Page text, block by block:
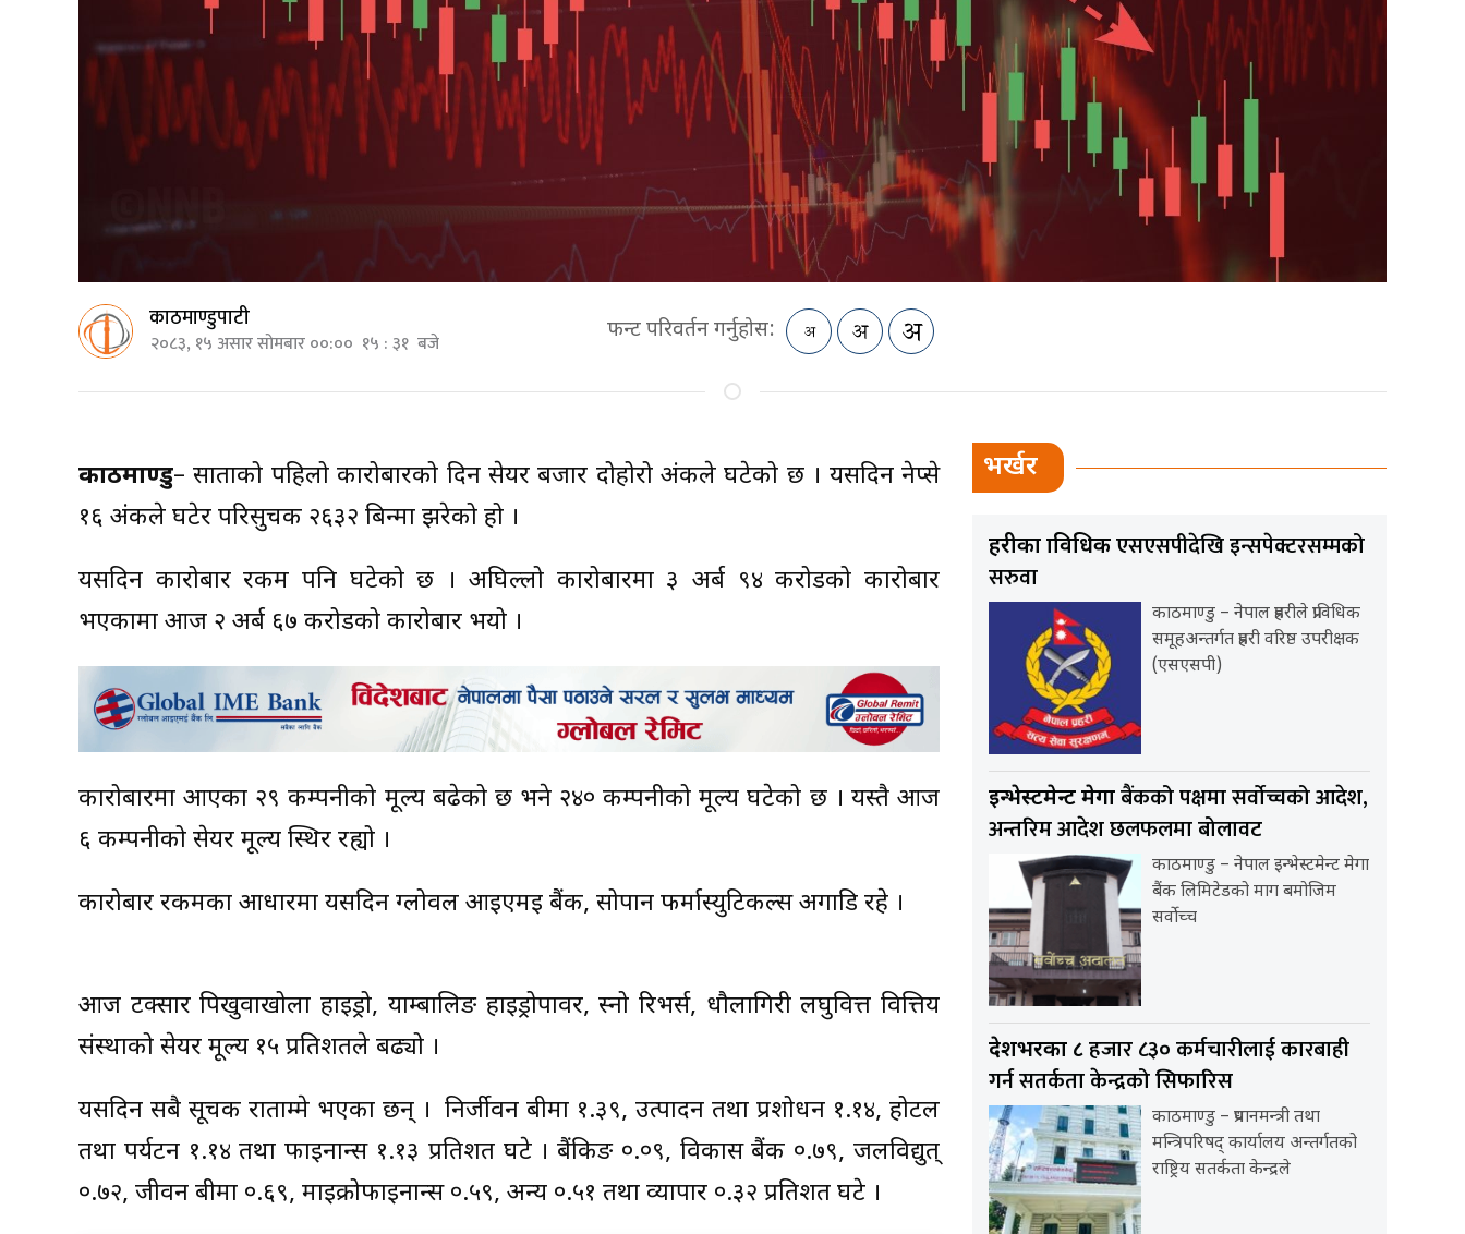
काठमाण्डुपाटी
२०८३, १५ असार सोमबार ००:०० १५ : ३१ बजे फन्ट परिवर्तन गर्नुहोस:
काठमाण्डु– साताको पहिलो कारोबारको दिन सेयर बजार दोहोरो अंकले घटेको छ । यसदिन नेप्से
१६ अंकले घटेर परिसुचक २६३२ बिन्दुमा झरेको हो ।
यसदिन कारोबार रकम पनि घटेको छ । अघिल्लो कारोबारमा ३ अर्ब ९४ करोडको कारोबार
भएकामा आज २ अर्ब ६७ करोडको कारोबार भयो ।
कारोबारमा आएका २९ कम्पनीको मूल्य बढेको छ भने २४० कम्पनीको मूल्य घटेको छ । यस्तै आज
६ कम्पनीको सेयर मूल्य स्थिर रह्यो ।
कारोबार रकमका आधारमा यसदिन ग्लोवल आइएमइ बैंक, सोपान फर्मास्युटिकल्स अगाडि रहे ।
आज टक्सार पिखुवाखोला हाइड्रो, याम्बालिङ हाइड्रोपावर, स्नो रिभर्स, धौलागिरी लघुवित्त वित्तिय
संस्थाको सेयर मूल्य १५ प्रतिशतले बढ्यो ।
यसदिन सबै सूचक राताम्मे भएका छन् । निर्जीवन बीमा १.३९, उत्पादन तथा प्रशोधन १.१४, होटल
तथा पर्यटन १.१४ तथा फाइनान्स १.१३ प्रतिशत घटे । बैंकिङ ०.०९, विकास बैंक ०.७९, जलविद्युत्
०.७२, जीवन बीमा ०.६९, माइक्रोफाइनान्स ०.५९, अन्य ०.५१ तथा व्यापार ०.३२ प्रतिशत घटे ।
भर्खर
प्रहरीका प्राविधिकएसएसपीदेखि इन्सपेक्टरसम्मको
सरुवा
काठमाण्डु – नेपाल प्रहरीले प्राविधिक
समूहअन्तर्गत प्रहरी वरिष्ठ उपरीक्षक
(एसएसपी)
इन्भेस्टमेन्ट मेगाबैंकको पक्षमा सर्वाेच्चको आदेश,
अन्तरिम आदेश छलफलमा बोलावट
काठमाण्डु – नेपाल इन्भेस्टमेन्ट मेगा
बैंक लिमिटेडको माग बमोजिम
सर्वोच्च
देशभरका ८हजार ८३० कर्मचारीलाई कारबाही
गर्न सतर्कता केन्द्रको सिफारिस
काठमाण्डु – प्रधानमन्त्री तथा
मन्त्रिपरिषद् कार्यालय अन्तर्गतको
राष्ट्रिय सतर्कता केन्द्रले